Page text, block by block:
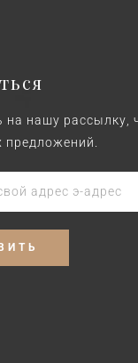
на нашу рассылку,
предложений.